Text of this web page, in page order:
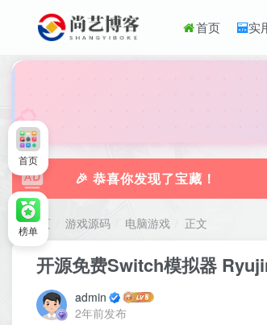
首页 实
🎉 恭喜你发现了宝藏！
首页 游戏源码 电脑游戏 正文
开源免费Switch模拟器
admin
2年前发布
首页
榜单